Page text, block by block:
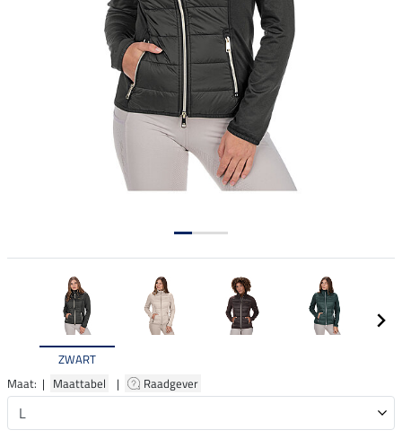
ZWART
Maat: | Maattabel | Raadgever